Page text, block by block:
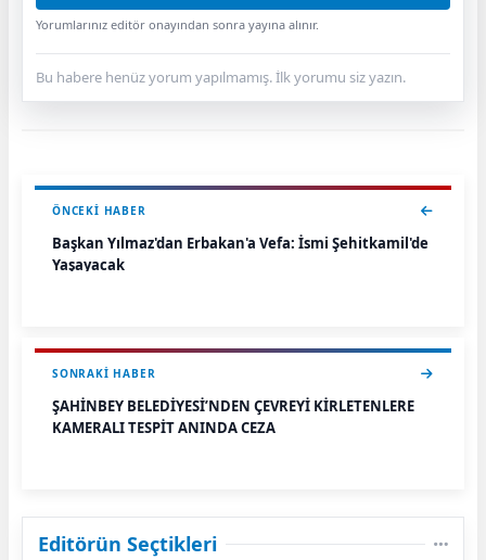
Yorumlarınız editör onayından sonra yayına alınır.
Bu habere henüz yorum yapılmamış. İlk yorumu siz yazın.
ÖNCEKI HABER
Başkan Yılmaz'dan Erbakan'a Vefa: İsmi Şehitkamil'de
Yaşayacak
SONRAKI HABER
ŞAHİNBEY BELEDİYESİ’NDEN ÇEVREYİ KİRLETENLERE
KAMERALI TESPİT ANINDA CEZA
Editörün Seçtikleri